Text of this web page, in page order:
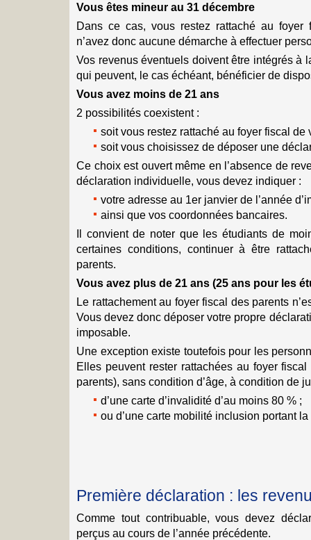
Vous êtes mineur au 31 décembre
Dans ce cas, vous restez rattaché au foyer
n’avez donc aucune démarche à effectuer
Vos revenus éventuels doivent être intégrés à
qui peuvent, le cas échéant, bénéficier de
Vous avez moins de 21 ans
2 possibilités coexistent :
soit vous restez rattaché au foyer fiscal de
soit vous choisissez de déposer une
Ce choix est ouvert même en l’absence de
déclaration individuelle, vous devez indiquer :
votre adresse au 1er janvier de l’année
ainsi que vos coordonnées bancaires.
Il convient de noter que les étudiants de
certaines conditions, continuer à être
parents.
Vous avez plus de 21 ans (25 ans pour les
Le rattachement au foyer fiscal des parents
Vous devez donc déposer votre propre
imposable.
Une exception existe toutefois pour les
Elles peuvent rester rattachées au foyer
parents), sans condition d’âge, à condition de
d’une carte d’invalidité d’au moins 80 % ;
ou d’une carte mobilité inclusion portant
Première déclaration : les
Comme tout contribuable, vous devez
perçus au cours de l’année précédente.